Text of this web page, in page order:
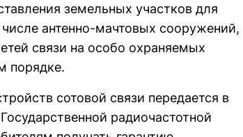
земельных участков для
антенно-мачтовых сооружений,
связи на особо охраняемых
порядке.
сотовой связи передается в
радиочастотной